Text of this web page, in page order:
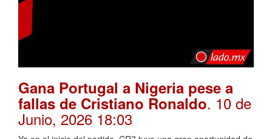
Gana Portugal a Nigeria pese a
fallas de Cristiano Ronaldo. 10 de
Junio, 2026 18:03